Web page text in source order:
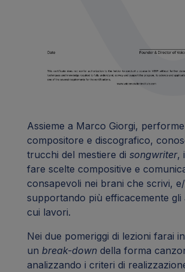
Assieme a Marco Giorgi,
compositore e discografico,
trucchi del mestiere di songwriter,
fare scelte compositive e
consapevoli nei brani che scrivi,
supportando più efficacemente gli
cui lavori.
Nei due pomeriggi di lezioni farai
un break-down della forma
analizzando i criteri di